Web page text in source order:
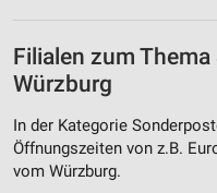
Filialen zum
Würzburg
In der Kategorie
Öffnungszeiten von z.B.
vom Würzburg.